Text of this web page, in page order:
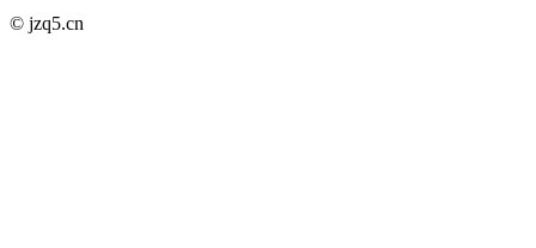
© jzq5.cn